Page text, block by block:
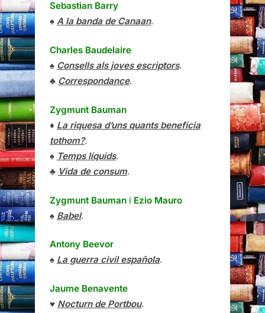
Sebastian Barry
♠ A la banda de Canaan.
Charles Baudelaire
♠ Consells als joves escriptors.
♣ Correspondance.
Zygmunt Bauman
♦ La riquesa d’uns quants beneficia
tothom?.
♠ Temps líquids.
♣ Vida de consum.
Zygmunt Bauman i Ezio Mauro
♠ Babel.
Antony Beevor
♠ La guerra civil española.
Jaume Benavente
♥ Nocturn de Portbou.